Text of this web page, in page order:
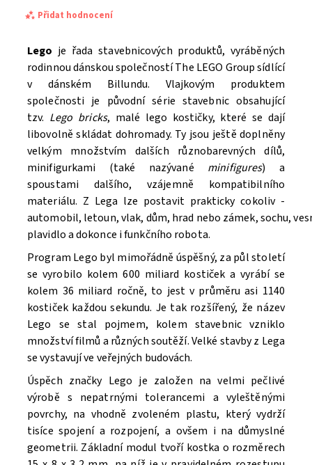
Přidat hodnocení
Souhlasím seZpracováním osobních údajů.
Lego je řada stavebnicových produktů, vyráběných
rodinnou dánskou společností The LEGO Group sídlící
v dánském Billundu. Vlajkovým produktem
společnosti je původní série stavebnic obsahující
tzv. Lego bricks, malé lego kostičky, které se dají
libovolně skládat dohromady. Ty jsou ještě doplněny
velkým množstvím dalších různobarevných dílů,
minifigurkami (také nazývané minifigures) a
spoustami dalšího, vzájemně kompatibilního
materiálu. Z Lega lze postavit prakticky cokoliv -
automobil, letoun, vlak, dům, hrad nebo zámek, sochu,
plavidlo a dokonce i funkčního robota.
Program Lego byl mimořádně úspěšný, za půl století
se vyrobilo kolem 600 miliard kostiček a vyrábí se
kolem 36 miliard ročně, to jest v průměru asi 1140
kostiček každou sekundu. Je tak rozšířený, že název
Lego se stal pojmem, kolem stavebnic vzniklo
množství filmů a různých soutěží. Velké stavby z Lega
se vystavují ve veřejných budovách.
Úspěch značky Lego je založen na velmi pečlivé
výrobě s nepatrnými tolerancemi a vyleštěnými
povrchy, na vhodně zvoleném plastu, který vydrží
tisíce spojení a rozpojení, a ovšem i na důmyslné
geometrii. Základní modul tvoří kostka o rozměrech